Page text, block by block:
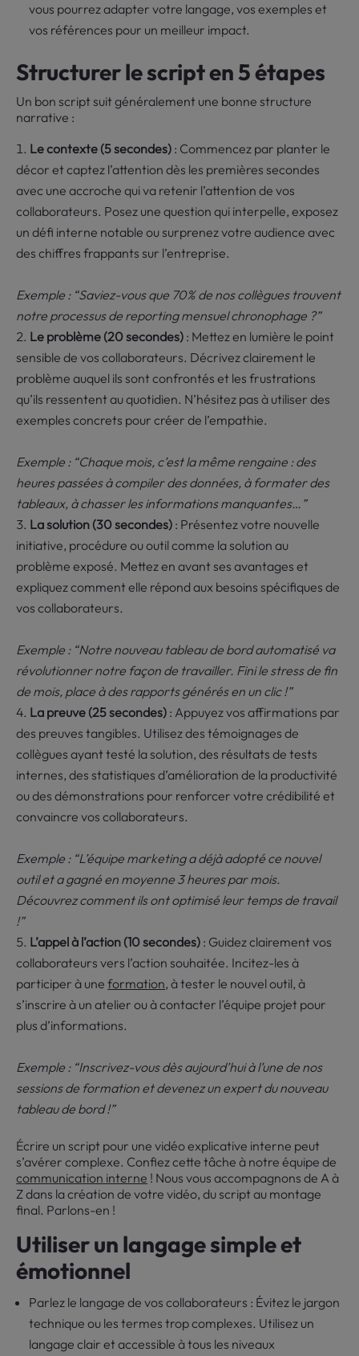
vous pourrez adapter votre langage, vos exemples et
vos références pour un meilleur impact.
Structurer le script en 5 étapes
Un bon script suit généralement une bonne structure
narrative :
Le contexte (5 secondes) : Commencez par planter le
décor et captez l’attention dès les premières secondes
avec une accroche qui va retenir l’attention de vos
collaborateurs. Posez une question qui interpelle, exposez
un défi interne notable ou surprenez votre audience avec
des chiffres frappants sur l’entreprise.
Exemple : “Saviez-vous que 70% de nos collègues trouvent
notre processus de reporting mensuel chronophage ?”
Le problème (20 secondes) : Mettez en lumière le point
sensible de vos collaborateurs. Décrivez clairement le
problème auquel ils sont confrontés et les frustrations
qu’ils ressentent au quotidien. N’hésitez pas à utiliser des
exemples concrets pour créer de l’empathie.
Exemple : “Chaque mois, c’est la même rengaine : des
heures passées à compiler des données, à formater des
tableaux, à chasser les informations manquantes…”
La solution (30 secondes) : Présentez votre nouvelle
initiative, procédure ou outil comme la solution au
problème exposé. Mettez en avant ses avantages et
expliquez comment elle répond aux besoins spécifiques de
vos collaborateurs.
Exemple : “Notre nouveau tableau de bord automatisé va
révolutionner notre façon de travailler. Fini le stress de fin
de mois, place à des rapports générés en un clic !”
La preuve (25 secondes) : Appuyez vos affirmations par
des preuves tangibles. Utilisez des témoignages de
collègues ayant testé la solution, des résultats de tests
internes, des statistiques d’amélioration de la productivité
ou des démonstrations pour renforcer votre crédibilité et
convaincre vos collaborateurs.
Exemple : “L’équipe marketing a déjà adopté ce nouvel
outil et a gagné en moyenne 3 heures par mois.
Découvrez comment ils ont optimisé leur temps de travail
!”
L’appel à l’action (10 secondes) : Guidez clairement vos
collaborateurs vers l’action souhaitée. Incitez-les à
participer à uneformation, à tester le nouvel outil, à
s’inscrire à un atelier ou à contacter l’équipe projet pour
plus d’informations.
Exemple : “Inscrivez-vous dès aujourd’hui à l’une de nos
sessions de formation et devenez un expert du nouveau
tableau de bord !”
Écrire un script pour une vidéo explicative interne peut
s’avérer complexe. Confiez cette tâche à notre équipe de
communication interne ! Nous vous accompagnons de A à
Z dans la création de votre vidéo, du script au montage
final. Parlons-en !
Utiliser un langage simple et
émotionnel
Parlez le langage de vos collaborateurs : Évitez le jargon
technique ou les termes trop complexes. Utilisez un
langage clair et accessible à tous les niveaux